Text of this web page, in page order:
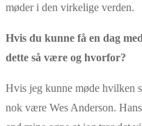
møder i den virkelige verden.
Hvis du kunne få en dag
dette så være og hvorfor?
Hvis jeg kunne møde hvilken
nok være Wes Anderson.